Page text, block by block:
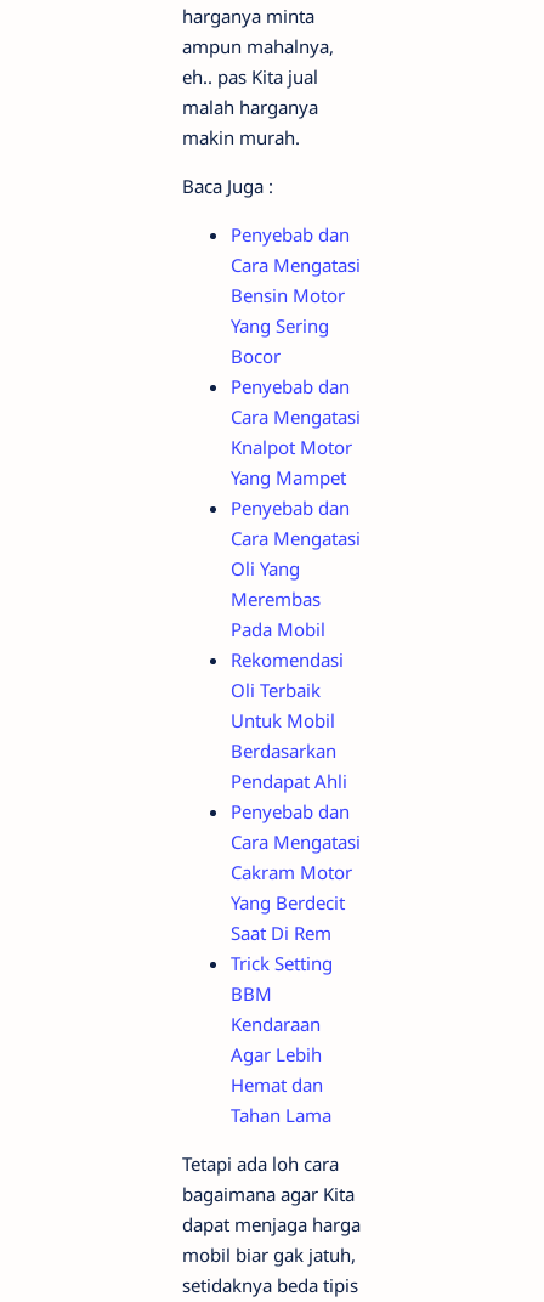
harganya minta
ampun mahalnya,
eh.. pas Kita jual
malah harganya
makin murah.
Baca Juga :
Penyebab dan
Cara Mengatasi
Bensin Motor
Yang Sering
Bocor
Penyebab dan
Cara Mengatasi
Knalpot Motor
Yang Mampet
Penyebab dan
Cara Mengatasi
Oli Yang
Merembas
Pada Mobil
Rekomendasi
Oli Terbaik
Untuk Mobil
Berdasarkan
Pendapat Ahli
Penyebab dan
Cara Mengatasi
Cakram Motor
Yang Berdecit
Saat Di Rem
Trick Setting
BBM
Kendaraan
Agar Lebih
Hemat dan
Tahan Lama
Tetapi ada loh cara
bagaimana agar Kita
dapat menjaga harga
mobil biar gak jatuh,
setidaknya beda tipis